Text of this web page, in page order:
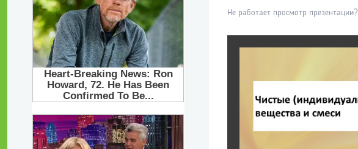
Не работает просмотр презентации?